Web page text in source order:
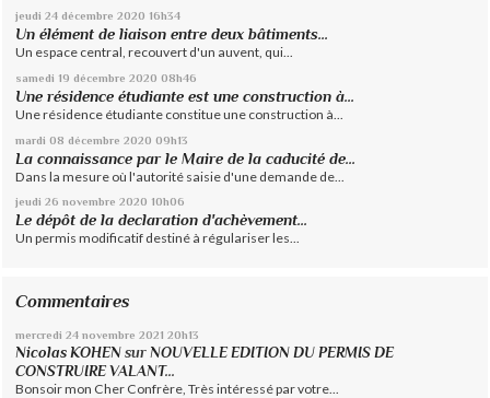
jeudi 24 décembre 2020 16h34
Un élément de liaison entre deux bâtiments...
Un espace central, recouvert d'un auvent, qui...
samedi 19 décembre 2020 08h46
Une résidence étudiante est une construction à...
Une résidence étudiante constitue une construction à...
mardi 08 décembre 2020 09h13
La connaissance par le Maire de la caducité de...
Dans la mesure où l'autorité saisie d'une demande de...
jeudi 26 novembre 2020 10h06
Le dépôt de la declaration d'achèvement...
Un permis modificatif destiné à régulariser les...
Commentaires
mercredi 24 novembre 2021 20h13
Nicolas KOHEN sur NOUVELLE EDITION DU PERMIS DE
CONSTRUIRE VALANT...
Bonsoir mon Cher Confrère, Très intéressé par votre...